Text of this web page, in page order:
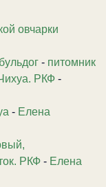
овчарки
- питомник
РКФ -
- Елена
РКФ - Елена